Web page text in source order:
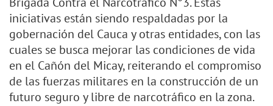
iniciativas están siendo respaldadas por la
gobernación del Cauca y otras entidades, con las
cuales se busca mejorar las condiciones de vida
en el Cañón del Micay, reiterando el compromiso
de las fuerzas militares en la construcción de un
futuro seguro y libre de narcotráfico en la zona.